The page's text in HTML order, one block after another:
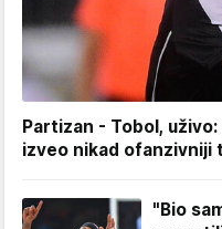
Partizan - Tobol,
izveo nikad ofanzivniji
"Bio